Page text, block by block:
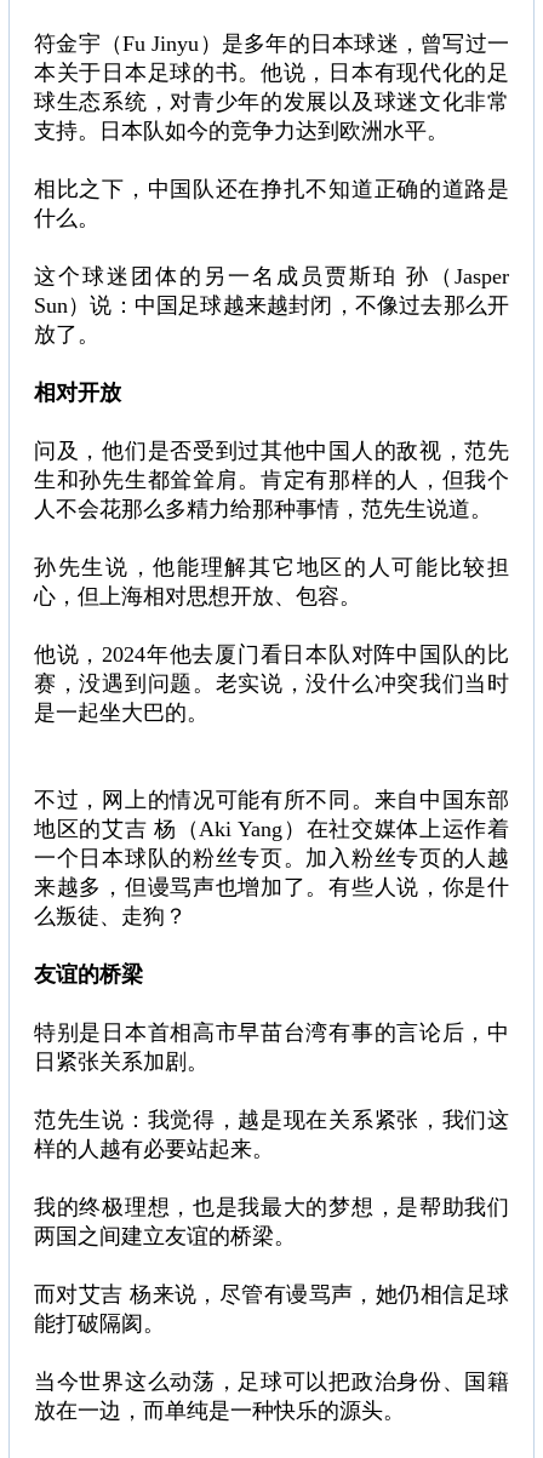
符金宇（Fu Jinyu）是多年的日本球迷，曾写过一
本关于日本足球的书。他说，日本有现代化的足
球生态系统，对青少年的发展以及球迷文化非常
支持。日本队如今的竞争力达到欧洲水平。
相比之下，中国队还在挣扎不知道正确的道路是
什么。
这个球迷团体的另一名成员贾斯珀 孙（Jasper
Sun）说：中国足球越来越封闭，不像过去那么开
放了。
相对开放
问及，他们是否受到过其他中国人的敌视，范先
生和孙先生都耸耸肩。肯定有那样的人，但我个
人不会花那么多精力给那种事情，范先生说道。
孙先生说，他能理解其它地区的人可能比较担
心，但上海相对思想开放、包容。
他说，2024年他去厦门看日本队对阵中国队的比
赛，没遇到问题。老实说，没什么冲突我们当时
是一起坐大巴的。
不过，网上的情况可能有所不同。来自中国东部
地区的艾吉 杨（Aki Yang）在社交媒体上运作着
一个日本球队的粉丝专页。加入粉丝专页的人越
来越多，但谩骂声也增加了。有些人说，你是什
么叛徒、走狗？
友谊的桥梁
特别是日本首相高市早苗台湾有事的言论后，中
日紧张关系加剧。
范先生说：我觉得，越是现在关系紧张，我们这
样的人越有必要站起来。
我的终极理想，也是我最大的梦想，是帮助我们
两国之间建立友谊的桥梁。
而对艾吉 杨来说，尽管有谩骂声，她仍相信足球
能打破隔阂。
当今世界这么动荡，足球可以把政治身份、国籍
放在一边，而单纯是一种快乐的源头。